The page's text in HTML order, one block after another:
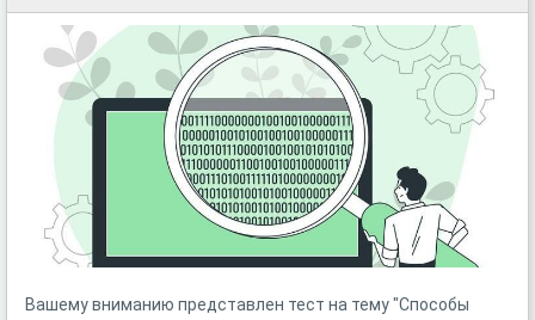
Вашему вниманию представлен тест на тему "Способы